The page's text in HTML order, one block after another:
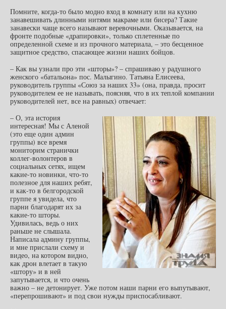
Помните, когда-то было модно вход в комнату или на кухню
занавешивать длинными нитями макраме или бисера? Такие
занавески чаще всего называют веревочными. Оказывается, на
фронте подобные «драпировки», только сплетенные по
определенной схеме и из прочного материала, – это бесценное
защитное средство, спасающее жизни наших бойцов.
– Как вы узнали про эти «шторы»? – спрашиваю у радушного
женского «батальона» пос. Малыгино. Татьяна Елисеева,
руководитель группы «Союз за наших 33» (она, правда, просит
руководителем ее не называть, поясняя, что в их теплой компании
руководителей нет, все на равных) отвечает:
– О, эта история
интересная! Мы с Аленой
(это еще один админ
группы) все время
мониторим странички
коллег-волонтеров в
социальных сетях, ищем
какие-то новинки, что-то
полезное для наших ребят,
и как-то в белгородской
группе я увидела, что
парни благодарят их за
какие-то шторы.
Удивилась, ведь о них
раньше не слышала.
Написала админу группы,
и мне прислали схему и
видео, на котором видно,
как дрон влетает в такую
«штору» и в ней
запутывается, и что очень
важно – не детонирует. Уже потом наши парни его выпутывают,
«перепрошивают» и под свои нужды приспосабливают.